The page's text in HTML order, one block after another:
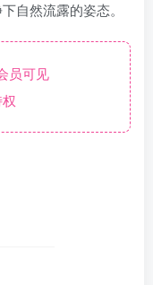
自然流露的姿态。
员可见